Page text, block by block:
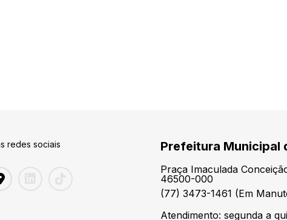
redes sociais Prefeitura Municipal
Praça Imaculada
46500-000
(77) 3473-1461 (Em
Atendimento: segunda a